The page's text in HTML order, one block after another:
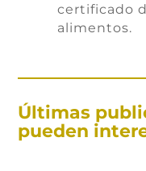
certificado
alimentos.
Últimas
pueden